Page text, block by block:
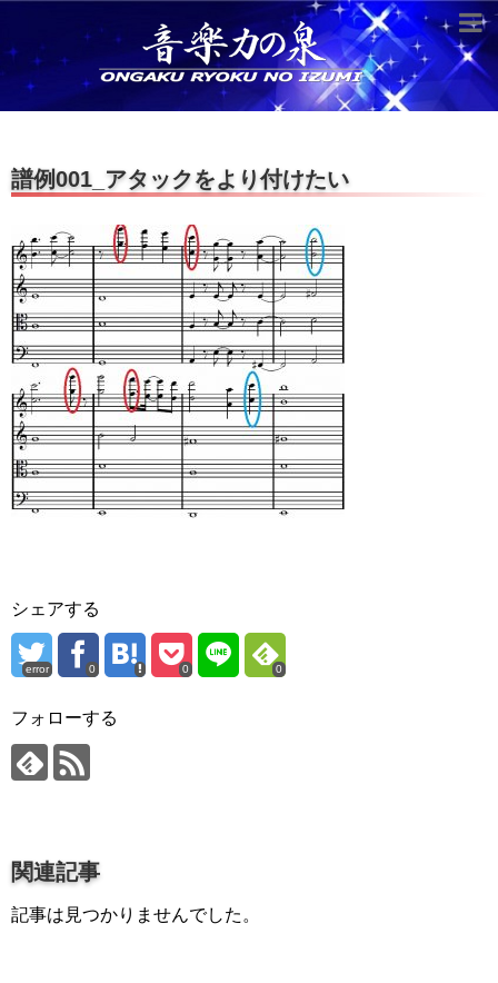
譜例001_アタックをより付けたい
シェアする
error 0 0 0
フォローする
関連記事
記事は見つかりませんでした。
超役立つ知識／雑学
knowledge
音のしくみ
作曲技術
compose Tech
世界一わかりやすい音楽理論
名作を分析する
打ち込みテクニックを極める
音楽機材
instruments
プロ作曲家オススメ DTM機材
プロ直伝！作曲家になる方法
音楽家を目指す人の為のコラム
音楽を楽しみたい
enjyoy music
音楽聴き放題サービス